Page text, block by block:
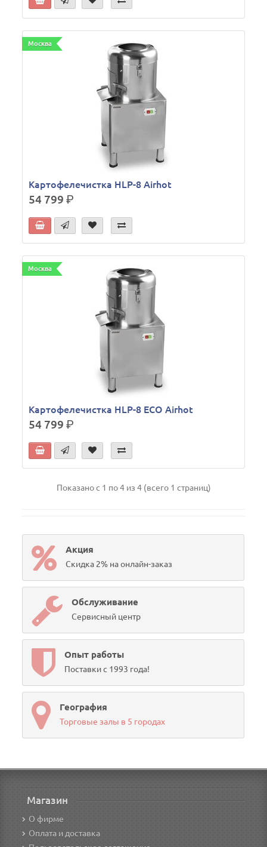
Москва
Картофелечистка HLP-8 Airhot
54 799р.
Москва
Картофелечистка HLP-8 ECO Airhot
54 799р.
Показано с 1 по 4 из 4 (всего 1 страниц)
Акция
Скидка 2% на онлайн-заказ
Обслуживание
Сервисный центр
Опыт работы
Поставки с 1993 года!
География
Торговые залы в 5 городах
Магазин
О фирме
Оплата и доставка